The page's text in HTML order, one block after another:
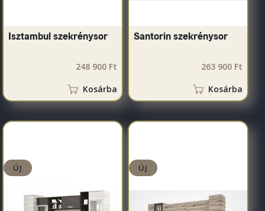
Isztambul szekrénysor
248 900 Ft
Kosárba
Santorin szekrénysor
263 900 Ft
Kosárba
ÚJ ÚJ